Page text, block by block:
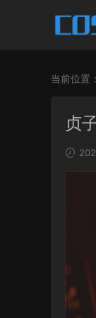
当前位置：
贞